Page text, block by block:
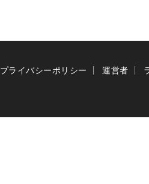
プライバシーポリシー 運営者